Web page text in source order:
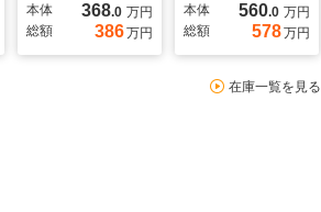
本体 368.0 万円
総額
386万円
本体 560.0 万円
総額
578万円
在庫一覧を見る